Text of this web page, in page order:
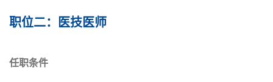
21 小儿呼吸内科
职位二：医技医师
任职条件